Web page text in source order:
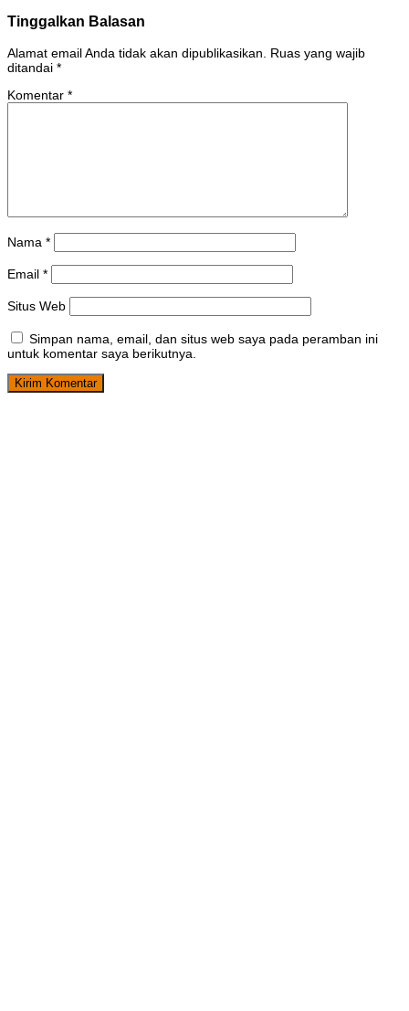
Tinggalkan Balasan
Alamat email Anda tidak akan dipublikasikan.
Ruas yang wajib
ditandai *
Komentar *
Nama *
Email *
Situs Web
Simpan nama, email, dan situs web saya pada peramban ini
untuk komentar saya berikutnya.